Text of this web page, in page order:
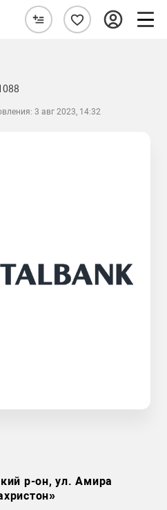
3 авг 2023, 14:32
р-он, ул. Амира